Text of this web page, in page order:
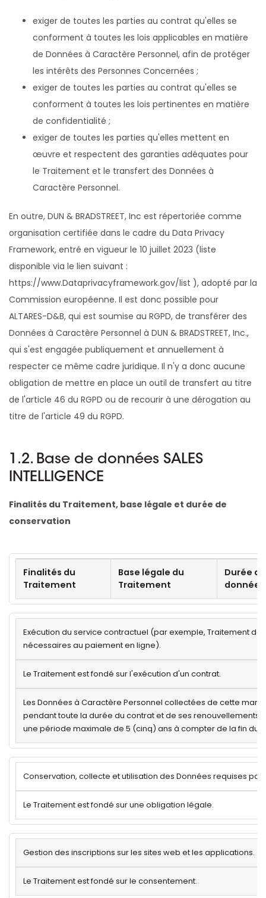
exiger de toutes les parties au contrat qu'elles se
conforment à toutes les lois applicables en matière
de Données à Caractère Personnel, afin de protéger
les intérêts des Personnes Concernées ;
exiger de toutes les parties au contrat qu'elles se
conforment à toutes les lois pertinentes en matière
de confidentialité ;
exiger de toutes les parties qu'elles mettent en
œuvre et respectent des garanties adéquates pour
le Traitement et le transfert des Données à
Caractère Personnel.
En outre, DUN & BRADSTREET, Inc est répertoriée comme
organisation certifiée dans le cadre du Data Privacy
Framework, entré en vigueur le 10 juillet 2023 (liste
disponible via le lien suivant :
https://www.Dataprivacyframework.gov/list ), adopté par la
Commission européenne. Il est donc possible pour
ALTARES-D&B, qui est soumise au RGPD, de transférer des
Données à Caractère Personnel à DUN & BRADSTREET, Inc.,
qui s'est engagée publiquement et annuellement à
respecter ce même cadre juridique. Il n'y a donc aucune
obligation de mettre en place un outil de transfert au titre
de l'article 46 du RGPD ou de recourir à une dérogation au
titre de l'article 49 du RGPD.
1.2. Base de données SALES
INTELLIGENCE
Finalités du Traitement, base légale et durée de
conservation
Finalités du
Traitement
Base légale du
Traitement
Durée
données
Exécution du service contractuel (par exemple, Traitement
nécessaires au paiement en ligne).
Le Traitement est fondé sur l'exécution d'un contrat.
Les Données à Caractère Personnel collectées de cette
pendant toute la durée du contrat et de ses renouvellements
une période maximale de 5 (cinq) ans à compter de la fin du
Conservation, collecte et utilisation des Données requises par
Le Traitement est fondé sur une obligation légale.
Gestion des inscriptions sur les sites web et les applications.
Le Traitement est fondé sur le consentement.